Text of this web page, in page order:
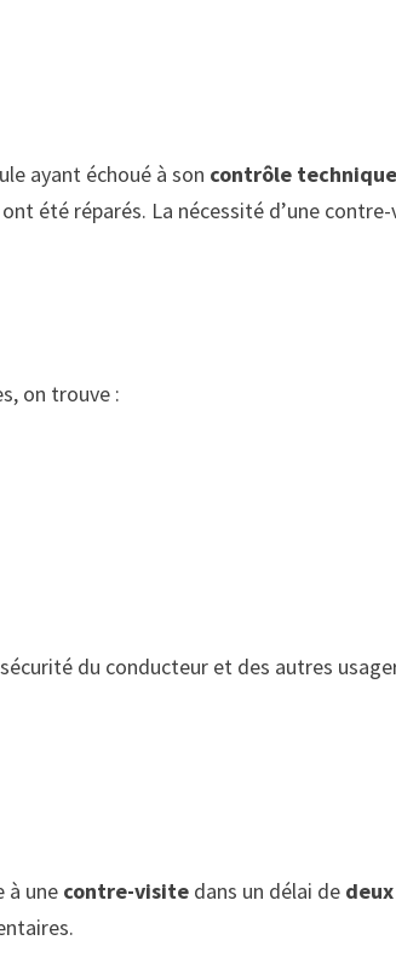
ayant échoué à son contrôle technique
été réparés. La nécessité d’une
on trouve :
du conducteur et des autres
à une contre-visite dans un délai de